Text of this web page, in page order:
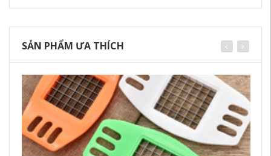
SẢN PHẨM ƯA THÍCH